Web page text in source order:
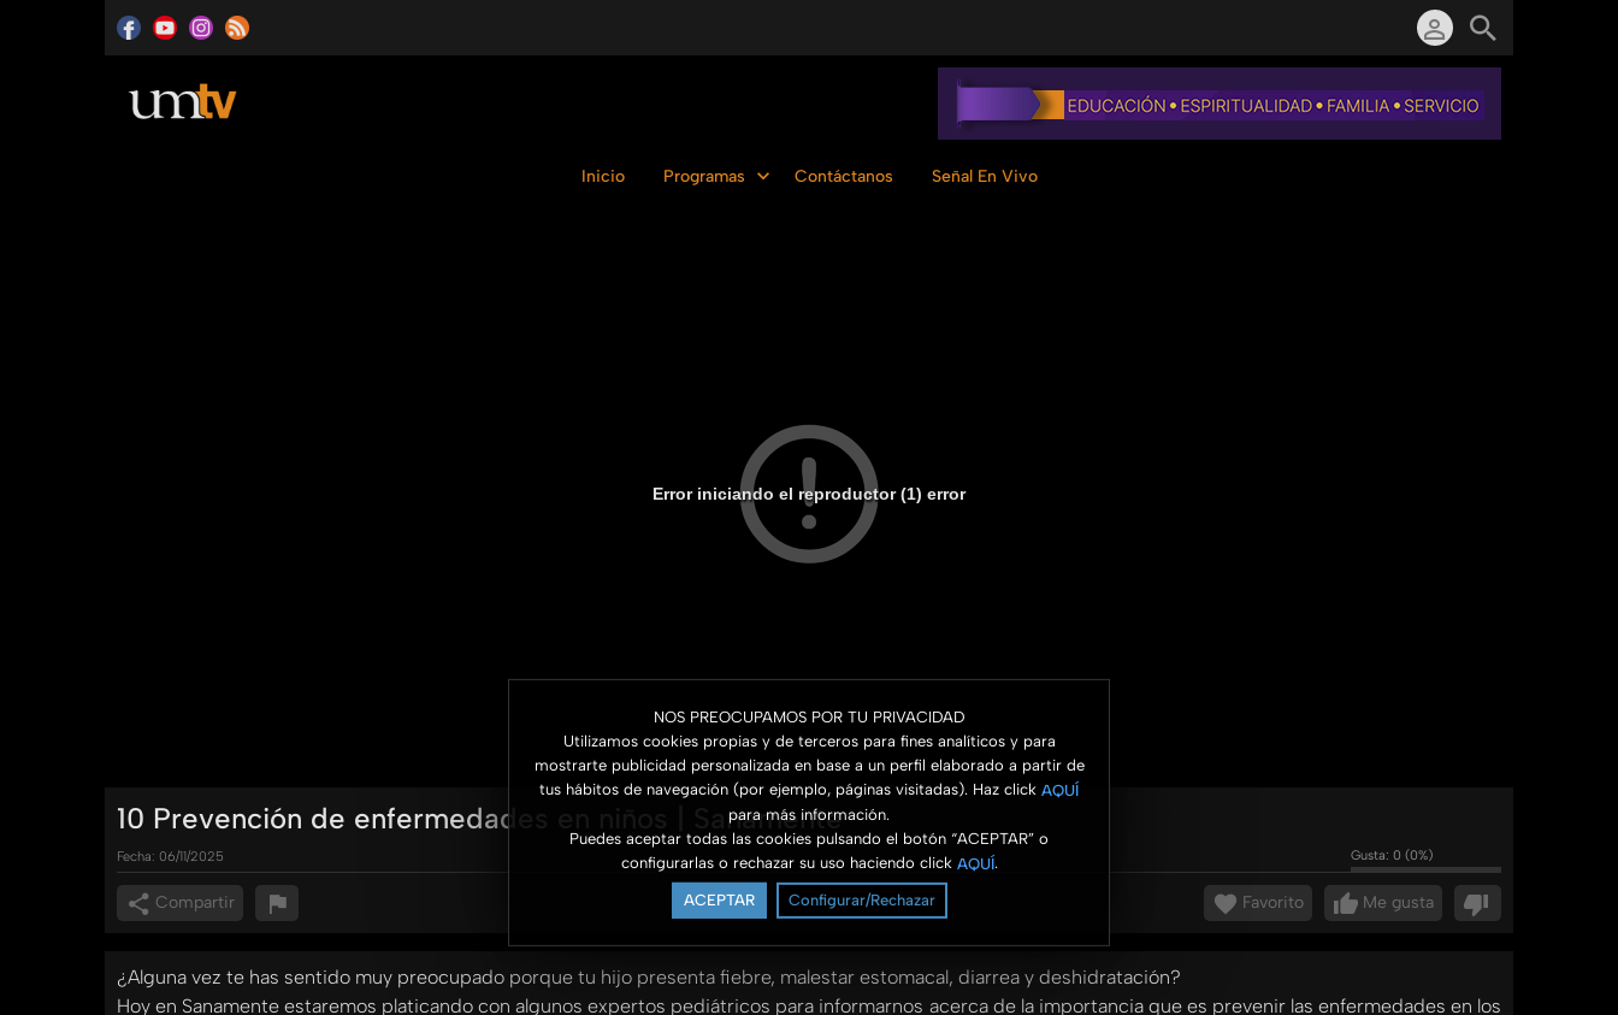
NOS PREOCUPAMOS POR TU PRIVACIDAD
Utilizamos cookies propias y de terceros para fines analíticos y para
mostrarte publicidad personalizada en base a un perfil elaborado a partir de
tus hábitos de navegación (por ejemplo, páginas visitadas). Haz click AQUÍ
para más información.
Puedes aceptar todas las cookies pulsando el botón “ACEPTAR” o
configurarlas o rechazar su uso haciendo click AQUÍ.
ACEPTAR Configurar/Rechazar
Inicio Programas Contáctanos Señal En Vivo
Error iniciando el reproductor (1) error
10 Prevención de enfermedades en niños | Sanamente
Fecha: 06/11/2025 Gusta: 0 (0%)
Compartir Me gusta
Favorito
¿Alguna vez te has sentido muy preocupado porque tu hijo presenta fiebre, malestar estomacal, diarrea y deshidratación?
Hoy en Sanamente estaremos platicando con algunos expertos pediátricos para informarnos acerca de la importancia que es prevenir las enfermedades en los